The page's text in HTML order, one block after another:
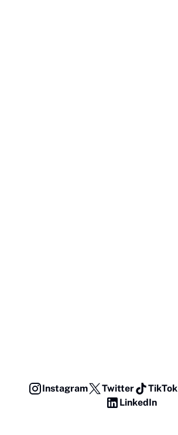
Instagram Twitter TikTok
LinkedIn